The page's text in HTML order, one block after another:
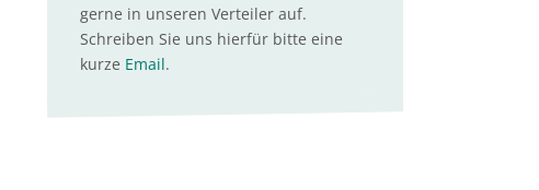
gerne in unseren Verteiler auf.
Schreiben Sie uns hierfür bitte eine
kurze Email.